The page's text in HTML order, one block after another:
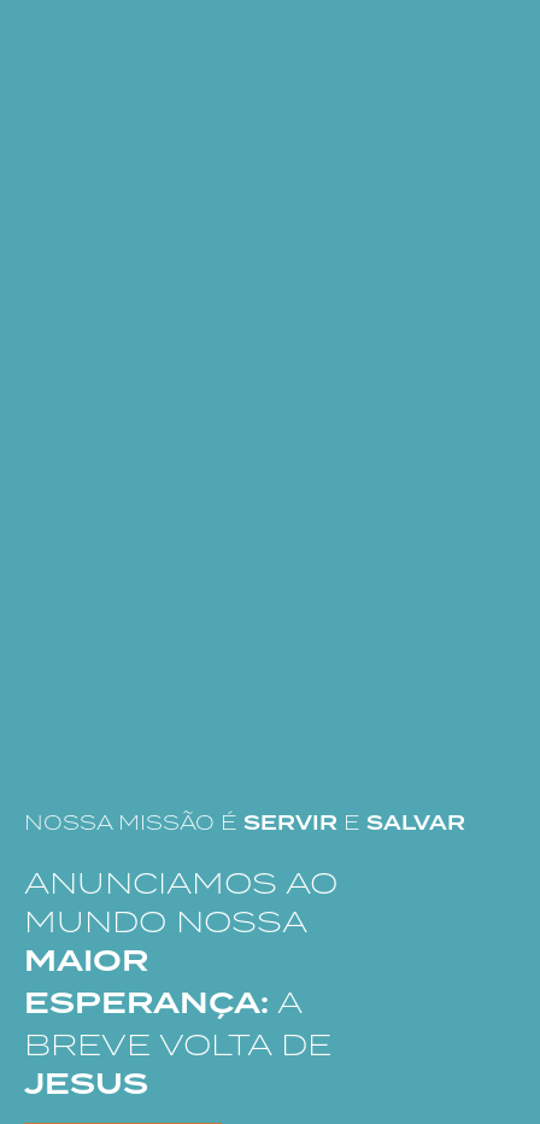
NOSSA MISSÃO É SERVIR E SALVAR
ANUNCIAMOS AO
MUNDO NOSSA
MAIOR
ESPERANÇA: A
BREVE VOLTA DE
JESUS